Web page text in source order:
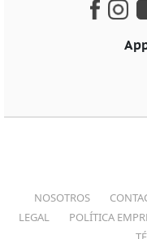
NOSOTROS
LEGAL
POLÍTICA